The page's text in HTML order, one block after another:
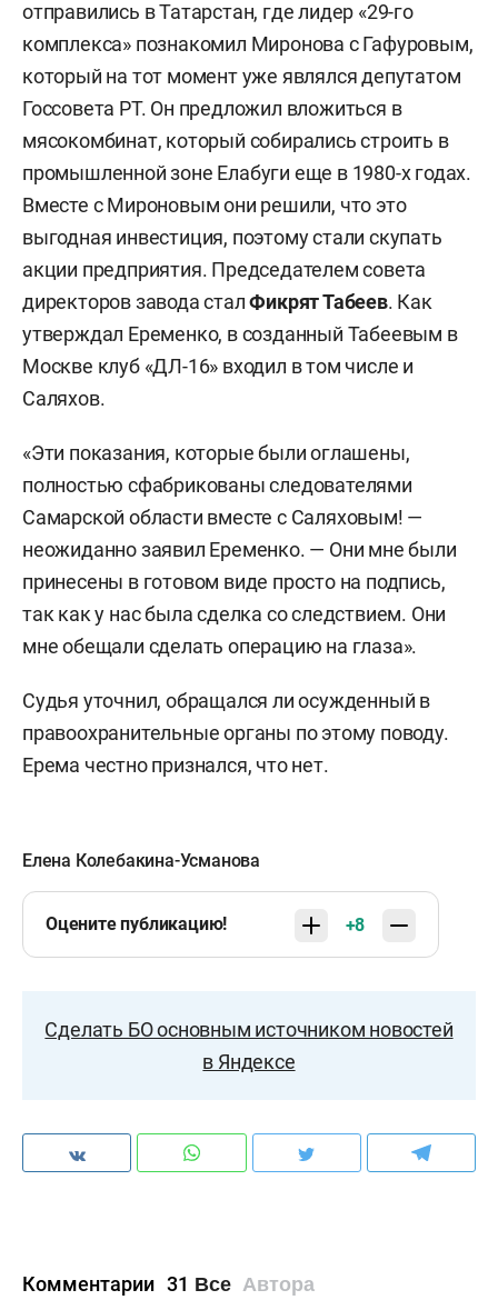
отправились в Татарстан, где лидер «29-го
комплекса» познакомил Миронова с Гафуровым,
который на тот момент уже являлся депутатом
Госсовета РТ. Он предложил вложиться в
мясокомбинат, который собирались строить в
промышленной зоне Елабуги еще в 1980-х годах.
Вместе с Мироновым они решили, что это
выгодная инвестиция, поэтому стали скупать
акции предприятия. Председателем совета
директоров завода сталФикрят Табеев. Как
утверждал Еременко, в созданный Табеевым в
Москве клуб «ДЛ-16» входил в том числе и
Саляхов.
«Эти показания, которые были оглашены,
полностью сфабрикованы следователями
Самарской области вместе с Саляховым! —
неожиданно заявил Еременко. — Они мне были
принесены в готовом виде просто на подпись,
так как у нас была сделка со следствием. Они
мне обещали сделать операцию на глаза».
Судья уточнил, обращался ли осужденный в
правоохранительные органы по этому поводу.
Ерема честно признался, что нет.
Елена Колебакина-Усманова
Оцените публикацию! +8
Сделать БО основным источником новостей
в Яндексе
Комментарии 31 Все Автора